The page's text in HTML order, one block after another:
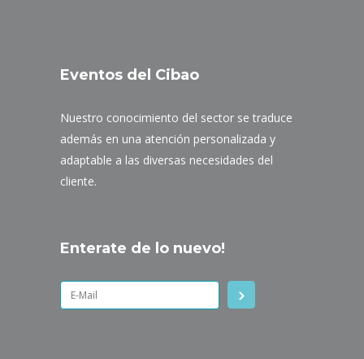
Eventos del Cibao
Nuestro conocimiento del sector se traduce
además en una atención personalizada y
adaptable a las diversas necesidades del
cliente.
Enterate de lo nuevo!